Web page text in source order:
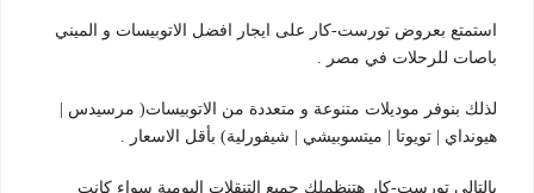
استمتع بعروض تورست-كار على ايجار افضل الاتوبيسات و الميني
باصات للرحلات في مصر .
لذلك بنوفر موديلات متنوعة و متعددة من الاتوبيسات( مرسيدس |
هيونداي | تويوتا | ميتسوبيشي | شيفورلية) بأقل الاسعار .
بالتالي تورست-كار هتنظملك جميع التنقلات اليومية سواء كانت